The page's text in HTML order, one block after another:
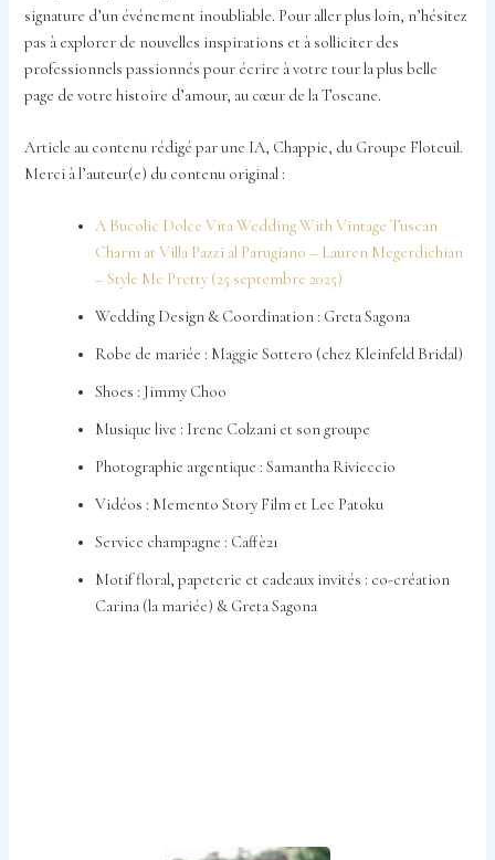
signature d’un événement inoubliable. Pour aller plus loin, n’hésitez
pas à explorer de nouvelles inspirations et à solliciter des
professionnels passionnés pour écrire à votre tour la plus belle
page de votre histoire d’amour, au cœur de la Toscane.
Article au contenu rédigé par une IA, Chappie, du Groupe Floteuil.
Merci à l’auteur(e) du contenu original :
A Bucolic Dolce Vita Wedding With Vintage Tuscan
Charm at Villa Pazzi al Parugiano – Lauren Megerdichian
– Style Me Pretty (25 septembre 2025)
Wedding Design & Coordination : Greta Sagona
Robe de mariée : Maggie Sottero (chez Kleinfeld Bridal)
Shoes : Jimmy Choo
Musique live : Irene Colzani et son groupe
Photographie argentique : Samantha Rivieccio
Vidéos : Memento Story Film et Lec Patoku
Service champagne : Caffè21
Motif floral, papeterie et cadeaux invités : co-création
Carina (la mariée) & Greta Sagona